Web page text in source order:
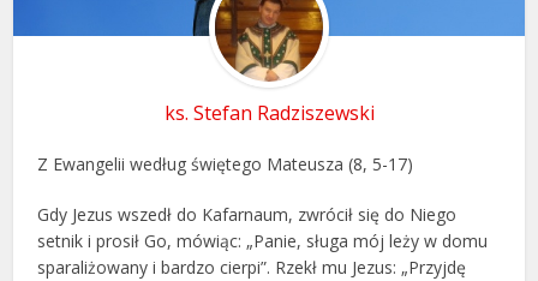
ks. Stefan Radziszewski
Z Ewangelii według świętego Mateusza (8, 5-17)
Gdy Jezus wszedł do Kafarnaum, zwrócił się do Niego
setnik i prosił Go, mówiąc: „Panie, sługa mój leży w domu
sparaliżowany i bardzo cierpi”. Rzekł mu Jezus: „Przyjdę